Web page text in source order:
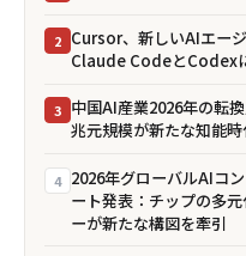
2 Cursor、新しいAIエー
Claude CodeとCodex
3 中国AI産業2026年の転
兆元規模が新たな知能
4 2026年グローバルAIコ
ート発表：チップの多
ーが新たな構図を牽引